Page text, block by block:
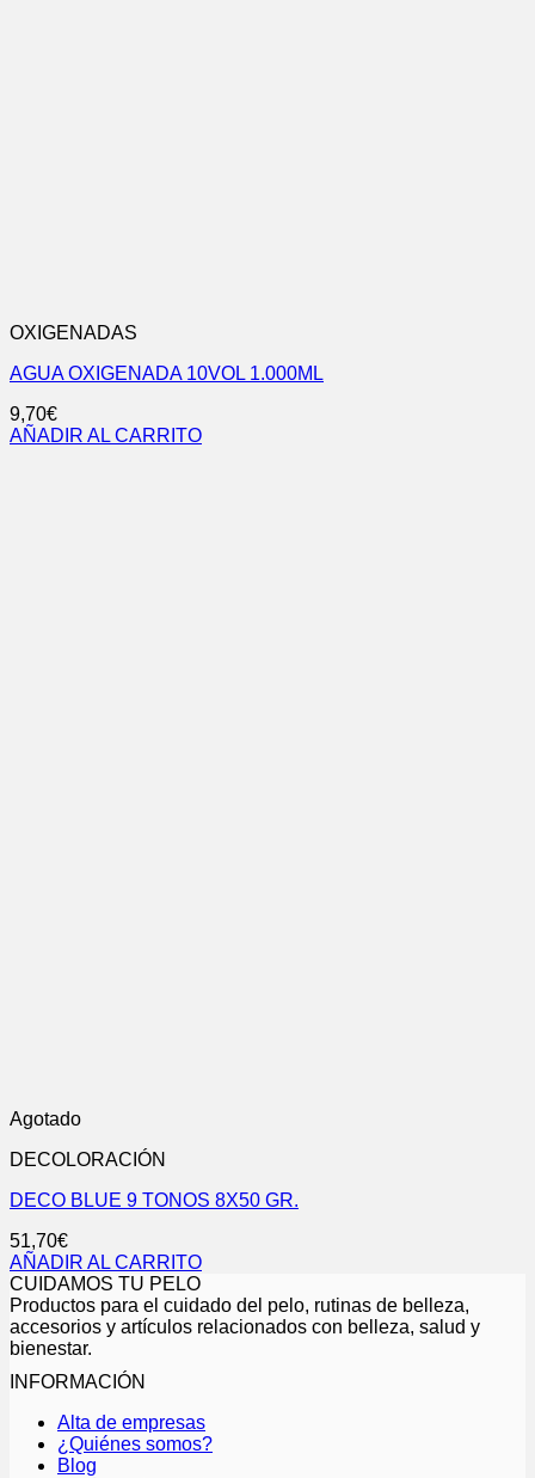
OXIGENADAS
AGUA OXIGENADA 10VOL 1.000ML
9,70€
AÑADIR AL CARRITO
Agotado
DECOLORACIÓN
DECO BLUE 9 TONOS 8X50 GR.
51,70€
AÑADIR AL CARRITO
CUIDAMOS TU PELO
Productos para el cuidado del pelo, rutinas de belleza,
accesorios y artículos relacionados con belleza, salud y
bienestar.
INFORMACIÓN
Alta de empresas
¿Quiénes somos?
Blog